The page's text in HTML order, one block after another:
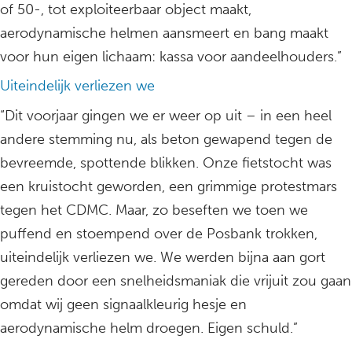
of 50-, tot exploiteerbaar object maakt,
aerodynamische helmen aansmeert en bang maakt
voor hun eigen lichaam: kassa voor aandeelhouders.”
Uiteindelijk verliezen we
“Dit voorjaar gingen we er weer op uit – in een heel
andere stemming nu, als beton gewapend tegen de
bevreemde, spottende blikken. Onze fietstocht was
een kruistocht geworden, een grimmige protestmars
tegen het CDMC. Maar, zo beseften we toen we
puffend en stoempend over de Posbank trokken,
uiteindelijk verliezen we. We werden bijna aan gort
gereden door een snelheidsmaniak die vrijuit zou gaan
omdat wij geen signaalkleurig hesje en
aerodynamische helm droegen. Eigen schuld.”